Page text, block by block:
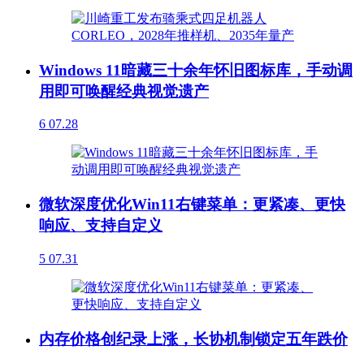
Windows 11暗藏三十余年怀旧图标库，手动调
用即可唤醒经典视觉遗产
6 07.28
微软深度优化Win11右键菜单：更紧凑、更快
响应、支持自定义
5 07.31
内存价格创纪录上涨，长协机制锁定五年跌价